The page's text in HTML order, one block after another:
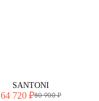
SANTONI
64 720 ₽80 900 ₽